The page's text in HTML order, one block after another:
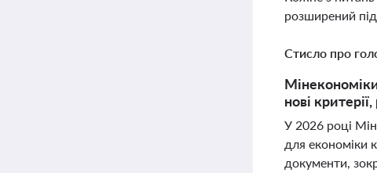
розширений
Стисло про
нові
У 2026 році
для економіки
документи,